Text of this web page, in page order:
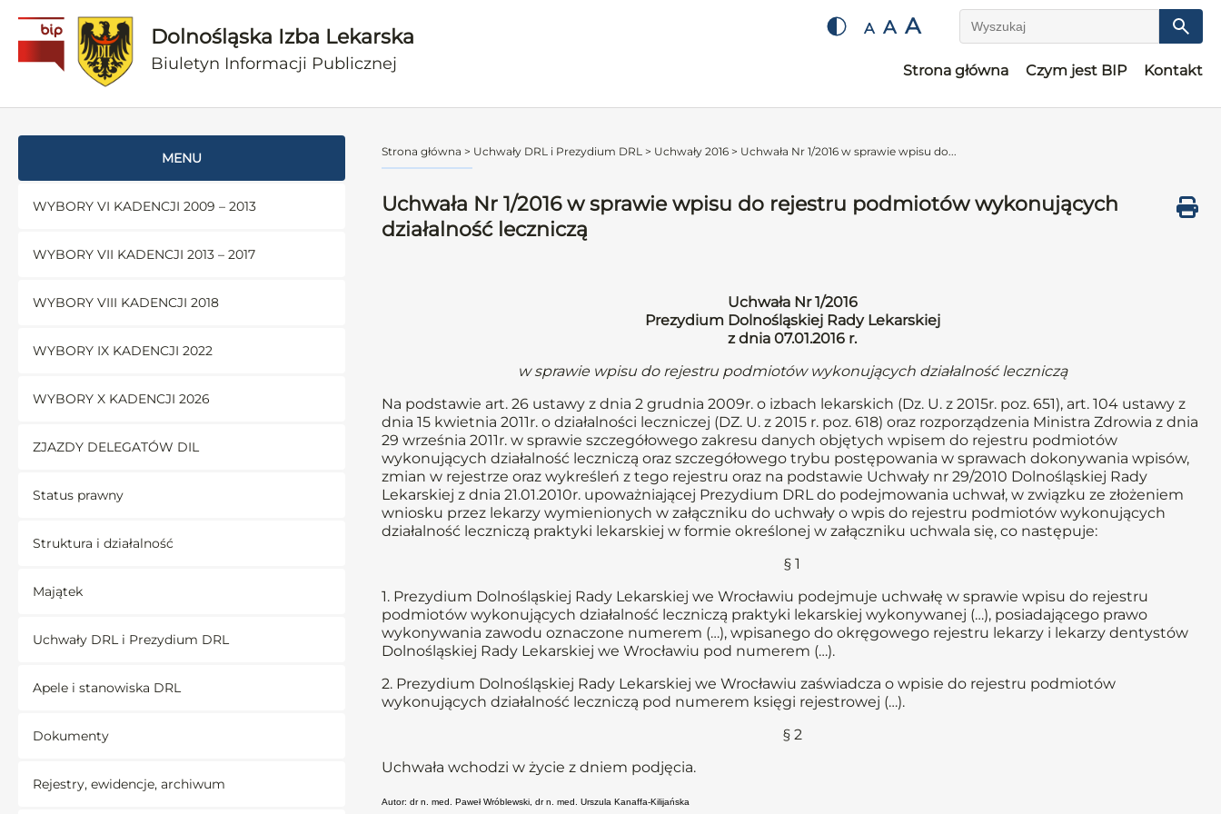
Dolnośląska Izba Lekarska
Biuletyn Informacji Publicznej
A A A Wyszukaj
Strona główna Czym jest BIP Kontakt
MENU
WYBORY VI KADENCJI 2009 – 2013
WYBORY VII KADENCJI 2013 – 2017
WYBORY VIII KADENCJI 2018
WYBORY IX KADENCJI 2022
WYBORY X KADENCJI 2026
ZJAZDY DELEGATÓW DIL
Status prawny
Struktura i działalność
Majątek
Uchwały DRL i Prezydium DRL
Apele i stanowiska DRL
Dokumenty
Rejestry, ewidencje, archiwum
Strona główna > Uchwały DRL i Prezydium DRL > Uchwały 2016 > Uchwała Nr 1/2016 w sprawie wpisu do...
Uchwała Nr 1/2016 w sprawie wpisu do rejestru podmiotów wykonujących
działalność leczniczą
Uchwała Nr 1/2016
Prezydium Dolnośląskiej Rady Lekarskiej
z dnia 07.01.2016 r.
w sprawie wpisu do rejestru podmiotów wykonujących działalność leczniczą
Na podstawie art. 26 ustawy z dnia 2 grudnia 2009r. o izbach lekarskich (Dz. U. z 2015r. poz. 651), art. 104 ustawy z
dnia 15 kwietnia 2011r. o działalności leczniczej (DZ. U. z 2015 r. poz. 618) oraz rozporządzenia Ministra Zdrowia z dnia
29 września 2011r. w sprawie szczegółowego zakresu danych objętych wpisem do rejestru podmiotów
wykonujących działalność leczniczą oraz szczegółowego trybu postępowania w sprawach dokonywania wpisów,
zmian w rejestrze oraz wykreśleń z tego rejestru oraz na podstawie Uchwały nr 29/2010 Dolnośląskiej Rady
Lekarskiej z dnia 21.01.2010r. upoważniającej Prezydium DRL do podejmowania uchwał, w związku ze złożeniem
wniosku przez lekarzy wymienionych w załączniku do uchwały o wpis do rejestru podmiotów wykonujących
działalność leczniczą praktyki lekarskiej w formie określonej w załączniku uchwala się, co następuje:
§ 1
1. Prezydium Dolnośląskiej Rady Lekarskiej we Wrocławiu podejmuje uchwałę w sprawie wpisu do rejestru
podmiotów wykonujących działalność leczniczą praktyki lekarskiej wykonywanej (…), posiadającego prawo
wykonywania zawodu oznaczone numerem (…), wpisanego do okręgowego rejestru lekarzy i lekarzy dentystów
Dolnośląskiej Rady Lekarskiej we Wrocławiu pod numerem (…).
2. Prezydium Dolnośląskiej Rady Lekarskiej we Wrocławiu zaświadcza o wpisie do rejestru podmiotów
wykonujących działalność leczniczą pod numerem księgi rejestrowej (…).
§ 2
Uchwała wchodzi w życie z dniem podjęcia.
Autor: dr n. med. Paweł Wróblewski, dr n. med. Urszula Kanaffa-Kilijańska